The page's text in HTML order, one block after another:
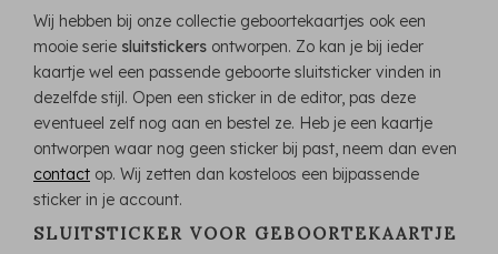
Wij hebben bij onze collectie geboortekaartjes ook een
mooie serie sluitstickers ontworpen. Zo kan je bij ieder
kaartje wel een passende geboorte sluitsticker vinden in
dezelfde stijl. Open een sticker in de editor, pas deze
eventueel zelf nog aan en bestel ze. Heb je een kaartje
ontworpen waar nog geen sticker bij past, neem dan even
contact op. Wij zetten dan kosteloos een bijpassende
sticker in je account.
SLUITSTICKER VOOR GEBOORTEKAARTJE